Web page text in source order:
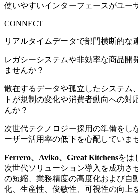
使いやすいインターフェースがユー
CONNECT
リアルタイムデータで部門横断的な
レガシーシステムや非効率な商品開
ませんか？
散在するデータや孤立したシステム
トが規制の変化や消費者動向への対
んか？
次世代テクノロジー採用の準備をし
ーザー活用率の低下を心配していま
Ferrero、Aviko、Great Kitchensをは
次世代ソリューション導入を成功さ
の短縮、業務精度の高度化および自
化、生産性、俊敏性、可視性の向上